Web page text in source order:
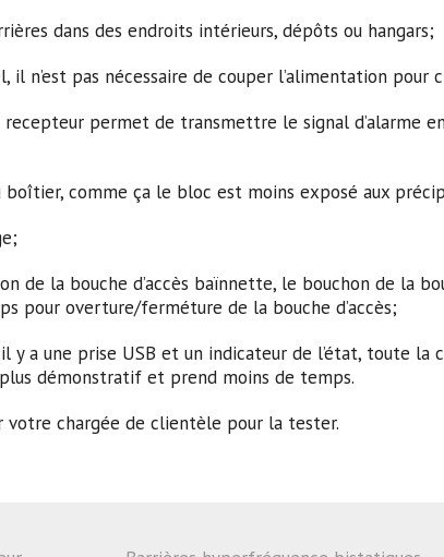
dans des endroits intérieurs, dépôts ou hangars;
n’est pas nécessaire de couper l’alimentation pour
permet de transmettre le signal d’alarme en
comme ça le bloc est moins exposé aux
de la bouche d’accès baïnnette, le bouchon de la
pour overture/ferméture de la bouche d’accès;
y a une prise USB et un indicateur de l’état, toute
démonstratif et prend moins de temps.
chargée de clientèle pour la tester.